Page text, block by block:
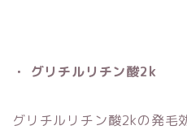
・ グリチルリチン酸2k
グリチルリチン酸2kの発毛